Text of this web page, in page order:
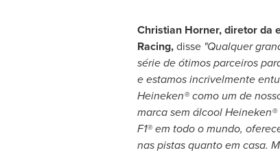
Christian Horner, diretor da
Racing,disse "Qualquer
série de ótimos parceiros
e estamos incrivelmente
Heineken® como um de
marca sem álcool
F1® em todo o mundo,
nas pistas quanto em casa.